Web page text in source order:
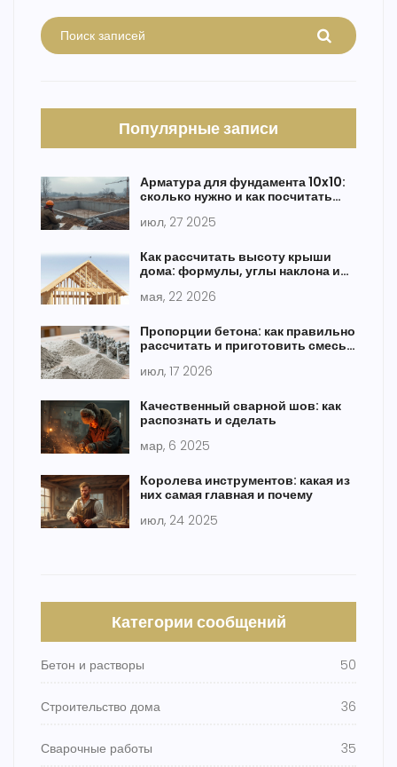
Популярные записи
Арматура для фундамента 10x10:
сколько нужно и как посчитать
июл, 27 2025
Как рассчитать высоту крыши
дома: формулы, углы наклона и
мая, 22 2026
Пропорции бетона: как правильно
рассчитать и приготовить смесь
июл, 17 2026
Качественный сварной шов: как
распознать и сделать
мар, 6 2025
Королева инструментов: какая из
них самая главная и почему
июл, 24 2025
Категории сообщений
Бетон и растворы 50
Строительство дома 36
Сварочные работы 35